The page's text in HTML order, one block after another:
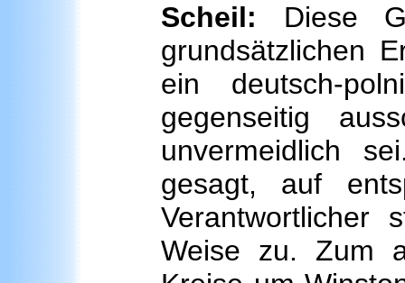
Scheil: Diese
grundsätzlichen
ein deutsch-
gegenseitig
unvermeidlich
gesagt, auf
Verantwortlicher
Weise zu. Zum